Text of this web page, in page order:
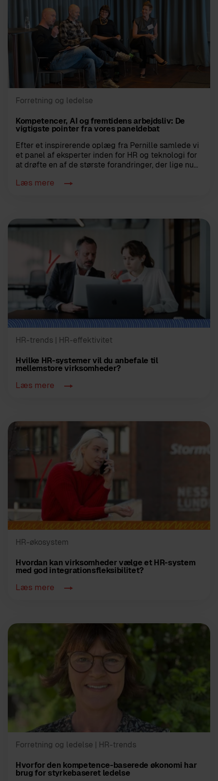
Forretning og ledelse
Kompetencer, AI og fremtidens arbejdsliv: De
vigtigste pointer fra vores paneldebat
Efter et inspirerende oplæg fra Pernille samlede vi
et panel af eksperter inden for HR og teknologi for
at drøfte en af de største forandringer, der lige nu...
Læs mere
HR-trends | HR-effektivitet
Hvilke HR-systemer vil du anbefale til
mellemstore virksomheder?
Læs mere
HR-økosystem
Hvordan kan virksomheder vælge et HR-system
med god integrationsfleksibilitet?
Læs mere
Forretning og ledelse | HR-trends
Hvorfor den kompetence-baserede økonomi har
brug for styrkebaseret ledelse